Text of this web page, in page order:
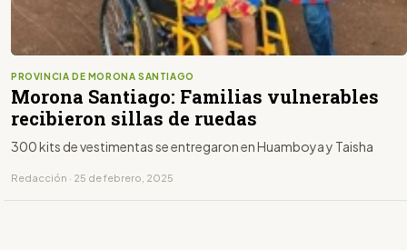
PROVINCIA DE MORONA SANTIAGO
Morona Santiago: Familias vulnerables
recibieron sillas de ruedas
300 kits de vestimentas se entregaron en Huamboya y Taisha
Redacción · 25 de febrero, 2025